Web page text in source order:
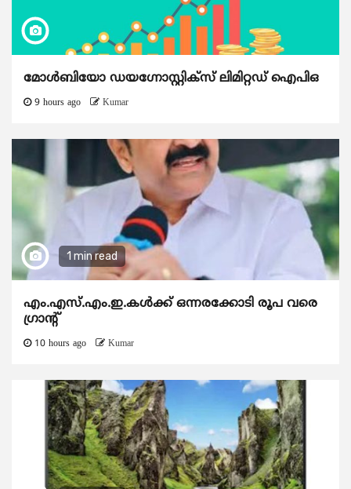
മോൾബിയോ ഡയഗ്നോസ്റ്റിക്സ് ലിമിറ്റഡ് ഐപിഒ
9 hours ago Kumar
1 min read
എം.എസ്.എം.ഇ.കൾക്ക് ഒന്നരക്കോടി രൂപ വരെ
ഗ്രാന്റ്
10 hours ago Kumar